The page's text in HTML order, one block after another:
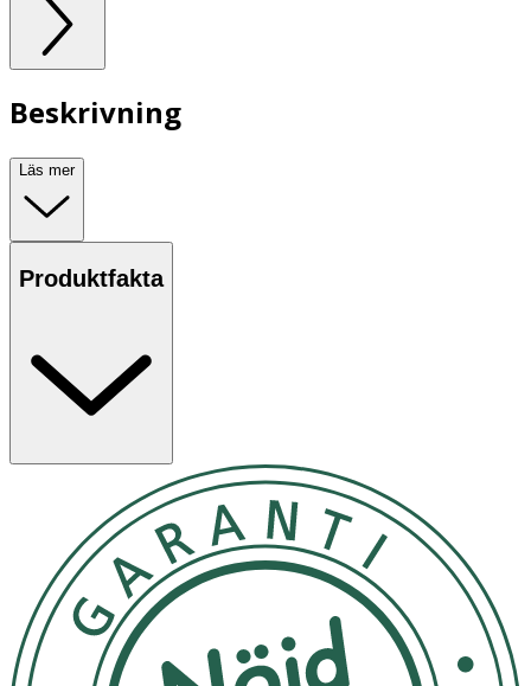
Beskrivning
Läs mer
Produktfakta